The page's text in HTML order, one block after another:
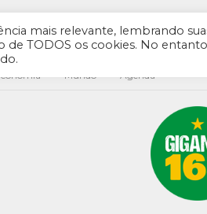
Mundo Agenda
mais relevante, lembrando
de TODOS os cookies. No